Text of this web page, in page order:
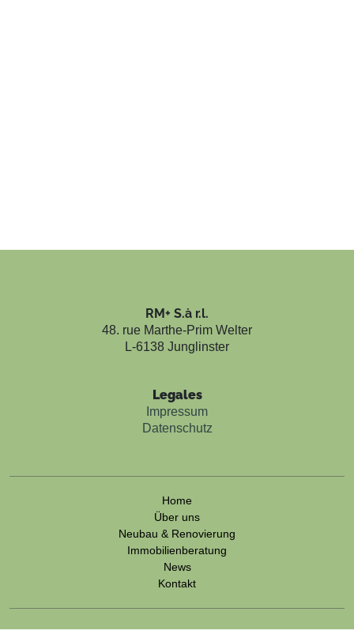
RM+ S.à r.l.
48. rue Marthe-Prim Welter
L-6138 Junglinster
Legales
Impressum
Datenschutz
Home
Über uns
Neubau & Renovierung
Immobilienberatung
News
Kontakt